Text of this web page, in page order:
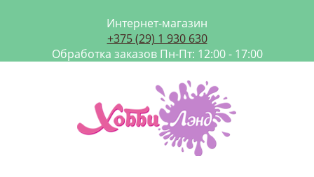
Интернет-магазин
+375 (29) 1 930 630
Обработка заказов Пн-Пт: 12:00 - 17:00